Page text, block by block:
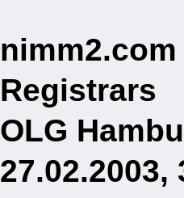
Registrars
OLG
27.02.2003,